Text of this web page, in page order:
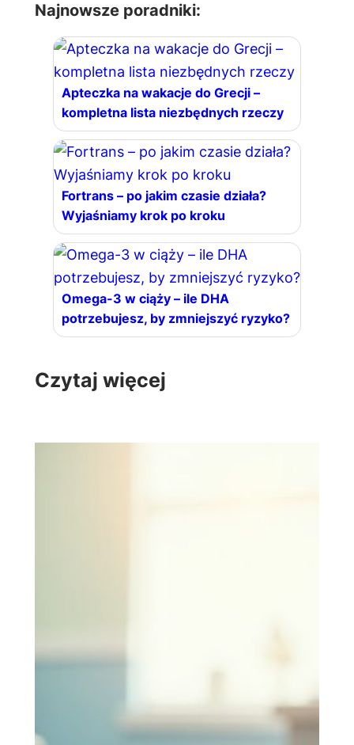
Najnowsze poradniki:
Apteczka na wakacje do Grecji –
kompletna lista niezbędnych rzeczy
Fortrans – po jakim czasie działa?
Wyjaśniamy krok po kroku
Omega-3 w ciąży – ile DHA
potrzebujesz, by zmniejszyć ryzyko?
Czytaj więcej